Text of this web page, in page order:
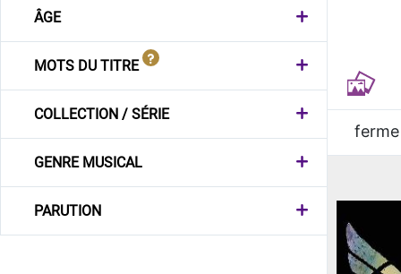
ÂGE
MOTS DU TITRE
COLLECTION / SÉRIE
GENRE MUSICAL
PARUTION
ferme